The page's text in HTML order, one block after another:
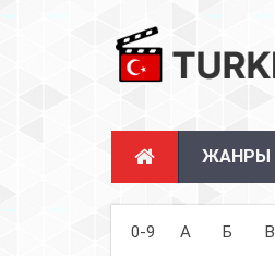
ЖАНРЫ
0-9 А Б В